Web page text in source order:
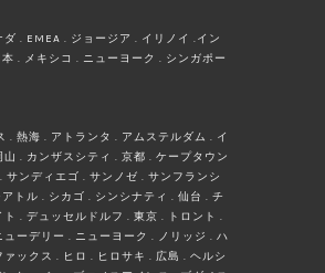
. EMEA . ジョージア . イリノイ .イン
. メキシコ . ニューヨーク . シンガポー
. 熱海 . アトランタ . アムステルダム . イ
. カンザスシティ . 京都 . ケープタウン
サンディエゴ . サンノゼ . サンフランシ
トル . シカゴ . シンシナティ . 仙台 . チ
ト . デュッセルドルフ . 東京 . トロント .
ューデリー . ニューヨーク . ノリッジ . ハ
ックス . ヒロ . ヒロサキ . 広島 . ヘルシ